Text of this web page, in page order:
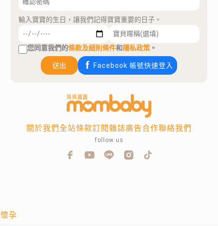
輸入寶寶的生日，讓我們記得寶寶重要的日子。
您同意我們的條款及細則條件和隱私政策 。
送出 Facebook 帳號快速登入
懷孕
關於我們全站條款訂閱雜誌廣告合作聯絡我們
follow us